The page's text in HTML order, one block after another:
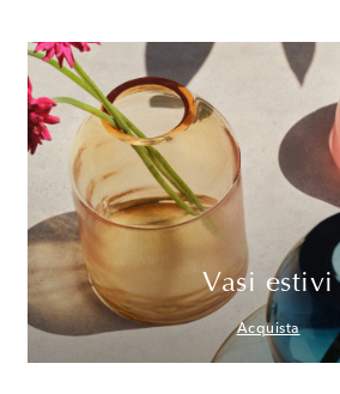
Vasi estivi
Acquista